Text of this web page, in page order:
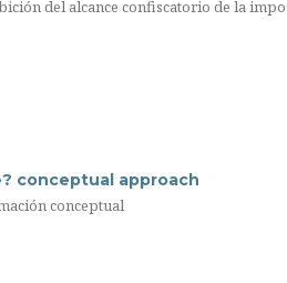
del alcance confiscatorio de la
conceptual approach
conceptual